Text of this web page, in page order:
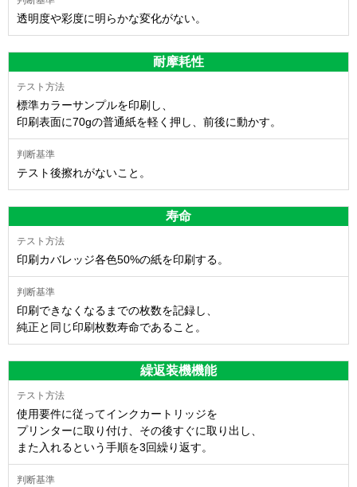
透明度や彩度に明らかな変化がない。
耐摩耗性
標準カラーサンプルを印刷し、
印刷表面に70gの普通紙を軽く押し、前後に動かす。
テスト後擦れがないこと。
寿命
印刷カバレッジ各色50%の紙を印刷する。
印刷できなくなるまでの枚数を記録し、
純正と同じ印刷枚数寿命であること。
繰返装機機能
使用要件に従ってインクカートリッジを
プリンターに取り付け、その後すぐに取り出し、
また入れるという手順を3回繰り返す。